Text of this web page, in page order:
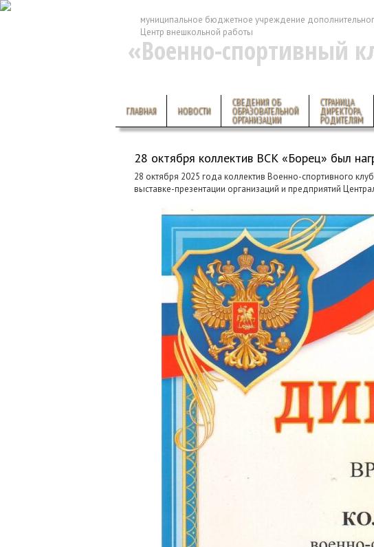
муниципальное бюджетное учреждение
Центр внешкольной работы
«Военно-спортивный
ГЛАВНАЯ НОВОСТИ
СВЕДЕНИЯ ОБ
ОБРАЗОВАТЕЛЬНОЙ
ОРГАНИЗАЦИИ
СТРАНИЦА
ДИРЕКТОРА,
РОДИТЕЛЯМ
28 октября коллектив ВСК «Борец» был
28 октября 2025 года коллектив Военно-спортивного
выставке-презентации организаций и предприятий